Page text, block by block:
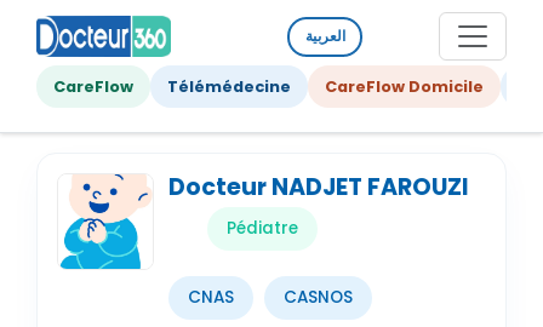
العربية
CareFlow Télémédecine CareFlow Domicile
Docteur NADJET FAROUZI
Pédiatre
CNAS CASNOS